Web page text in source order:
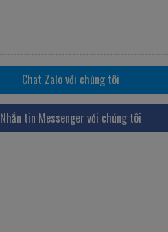
Chat Zalo với chúng tôi
Nhắn tin Messenger với chúng tôi